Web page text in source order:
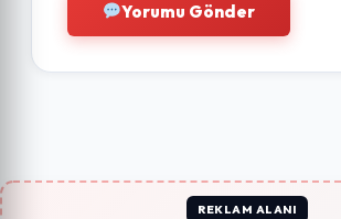
Yorumu Gönder
REKLAM ALANI